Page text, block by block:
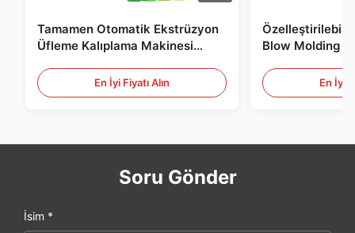
Tamamen Otomatik Ekstrüzyon
Üfleme Kalıplama Makinesi
Makinesi
En İyi Fiyatı Alın
Blow Molding
Molding
En İyi
Soru Gönder
İsim *